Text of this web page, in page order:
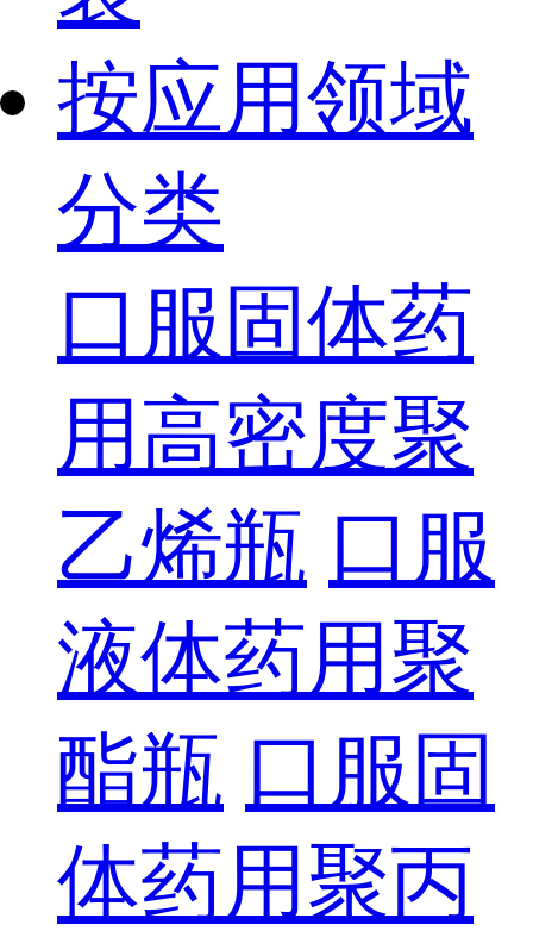
按应用领域
分类
口服固体药
用高密度聚
乙烯瓶 口服
液体药用聚
酯瓶 口服固
体药用聚丙